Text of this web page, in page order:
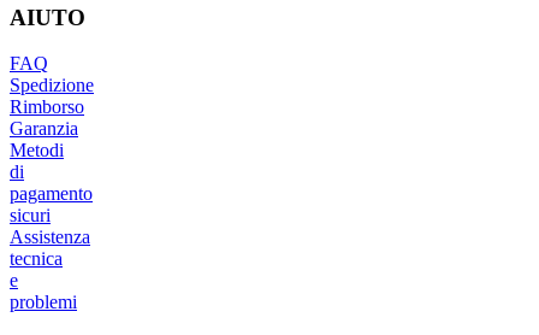
AIUTO
FAQ
Spedizione
Rimborso
Garanzia
Metodi
di
pagamento
sicuri
Assistenza
tecnica
e
problemi